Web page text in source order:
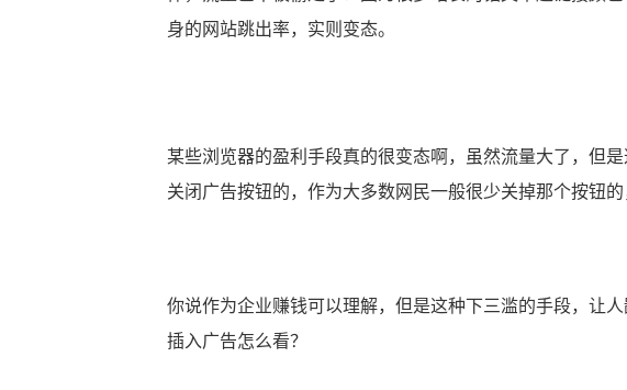
身的网站跳出率，实则变态。
某些浏览器的盈利手段真的很变态啊，虽然流量大了，但
关闭广告按钮的，作为大多数网民一般很少关掉那个按钮
你说作为企业赚钱可以理解，但是这种下三滥的手段，让
插入广告怎么看？